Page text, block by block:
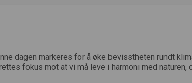
dagen markeres for å øke bevisstheten rundt
fokus mot at vi må leve i harmoni med naturen,